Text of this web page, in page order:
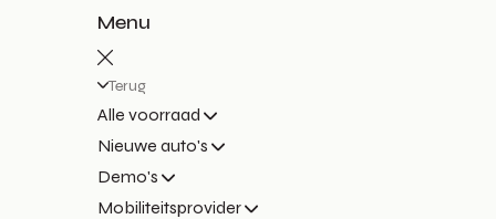
Menu
Terug
Alle voorraad
Nieuwe auto's
Demo's
Mobiliteitsprovider